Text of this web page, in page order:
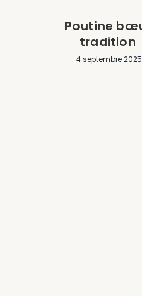
Poutine
tradition
4 septembre 2025